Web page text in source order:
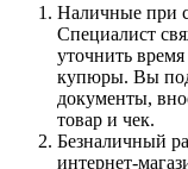
Наличные при
Специалист
уточнить
купюры. Вы
документы,
товар и чек.
Безналичный
интернет-